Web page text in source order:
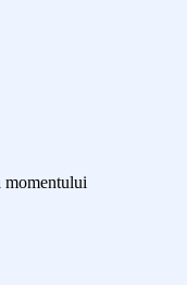
momentului